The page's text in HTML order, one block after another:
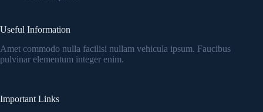
Useful Information
Amet commodo nulla facilisi nullam vehicula ipsum. Faucibus
pulvinar elementum integer enim.
Important Links